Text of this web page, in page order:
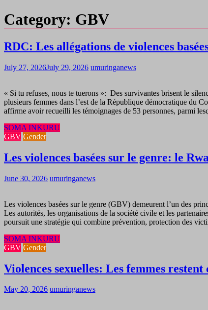
Category: GBV
RDC: Les allégations de violences
July 27, 2026July 29, 2026 umuringanews
« Si tu refuses, nous te tuerons »: Des survivantes brisent le
plusieurs femmes dans l’est de la République démocratique du
affirme avoir recueilli les témoignages de 53 personnes, parmi
SOMA INKURU
GBV Gender
Les violences basées sur le genre: le
June 30, 2026 umuringanews
Les violences basées sur le genre (GBV) demeurent l’un des
Les autorités, les organisations de la société civile et les
poursuit une stratégie qui combine prévention, protection des
SOMA INKURU
GBV Gender
Violences sexuelles: Les femmes
May 20, 2026 umuringanews